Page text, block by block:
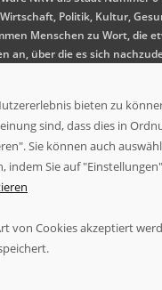
Politik, Kultur,
Menschen zu Wort, die
an, über die es sich
bieten zu
sind, dass dies in
Sie können auch
indem Sie auf
von Cookies akzeptiert